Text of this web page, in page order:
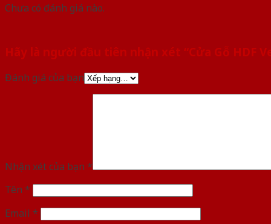
Chưa có đánh giá nào.
Hãy là người đầu tiên nhận xét “Cửa Gỗ HDF
Đánh giá của bạn
Nhận xét của bạn *
Tên *
Email *